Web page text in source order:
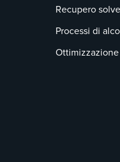
Recupero
Processi di